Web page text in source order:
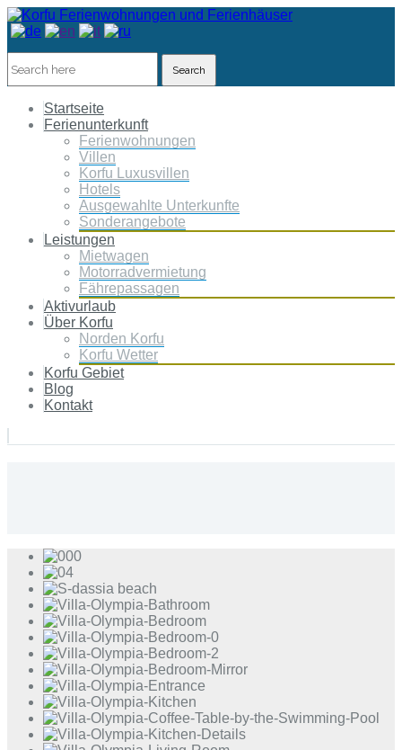
Search
Startseite
Ferienunterkunft
Ferienwohnungen
Villen
Korfu Luxusvillen
Hotels
Ausgewahlte Unterkunfte
Sonderangebote
Leistungen
Mietwagen
Motorradvermietung
Fährepassagen
Aktivurlaub
Über Korfu
Norden Korfu
Korfu Wetter
Korfu Gebiet
Blog
Kontakt